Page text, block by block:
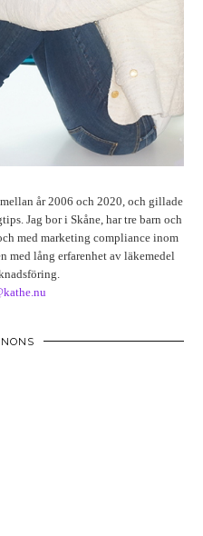
år 2006 och 2020, och gillade
Jag bor i Skåne, har tre barn och
med marketing compliance inom
med lång erfarenhet av läkemedel